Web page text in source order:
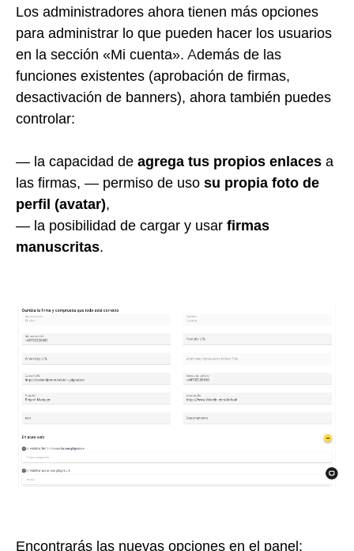
Los administradores ahora tienen más opciones
para administrar lo que pueden hacer los usuarios
en la sección «Mi cuenta». Además de las
funciones existentes (aprobación de firmas,
desactivación de banners), ahora también puedes
controlar:
— la capacidad de agrega tus propios enlaces a
las firmas, — permiso de uso su propia foto de
perfil (avatar),
— la posibilidad de cargar y usar firmas
manuscritas.
Encontrarás las nuevas opciones en el panel: